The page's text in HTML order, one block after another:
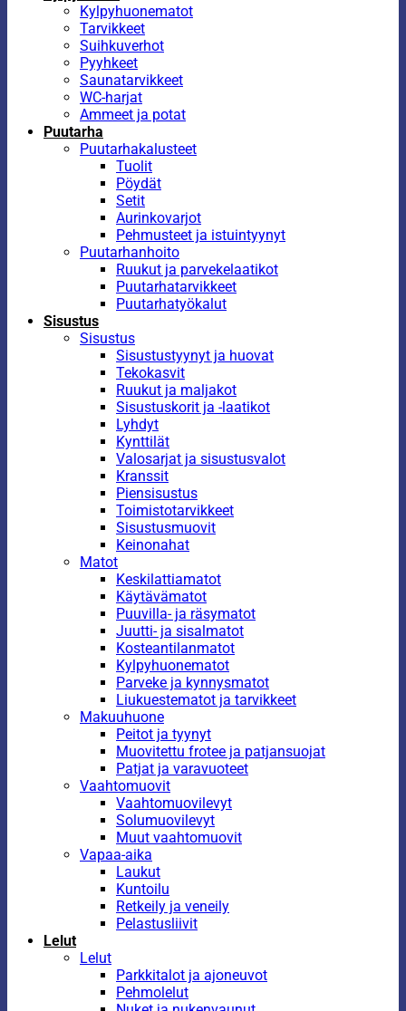
Kylpyhuonematot
Tarvikkeet
Suihkuverhot
Pyyhkeet
Saunatarvikkeet
WC-harjat
Ammeet ja potat
Puutarha
Puutarhakalusteet
Tuolit
Pöydät
Setit
Aurinkovarjot
Pehmusteet ja istuintyynyt
Puutarhanhoito
Ruukut ja parvekelaatikot
Puutarhatarvikkeet
Puutarhatyökalut
Sisustus
Sisustus
Sisustustyynyt ja huovat
Tekokasvit
Ruukut ja maljakot
Sisustuskorit ja -laatikot
Lyhdyt
Kynttilät
Valosarjat ja sisustusvalot
Kranssit
Piensisustus
Toimistotarvikkeet
Sisustusmuovit
Keinonahat
Matot
Keskilattiamatot
Käytävämatot
Puuvilla- ja räsymatot
Juutti- ja sisalmatot
Kosteantilanmatot
Kylpyhuonematot
Parveke ja kynnysmatot
Liukuestematot ja tarvikkeet
Makuuhuone
Peitot ja tyynyt
Muovitettu frotee ja patjansuojat
Patjat ja varavuoteet
Vaahtomuovit
Vaahtomuovilevyt
Solumuovilevyt
Muut vaahtomuovit
Vapaa-aika
Laukut
Kuntoilu
Retkeily ja veneily
Pelastusliivit
Lelut
Lelut
Parkkitalot ja ajoneuvot
Pehmolelut